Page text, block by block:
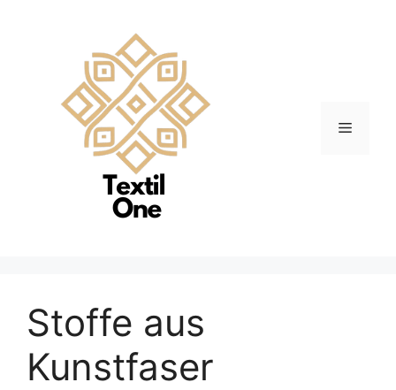
Menü
Stoffe aus
Kunstfaser